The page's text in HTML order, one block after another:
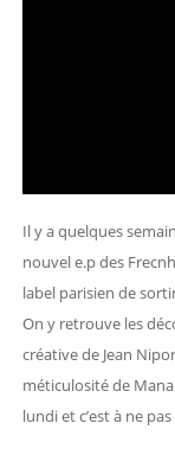
Il y a quelques
nouvel e.p des
label parisien de
On y retrouve les
créative de Jean
méticulosité de
lundi et c’est à ne